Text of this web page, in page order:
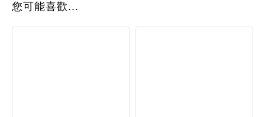
您可能喜歡...